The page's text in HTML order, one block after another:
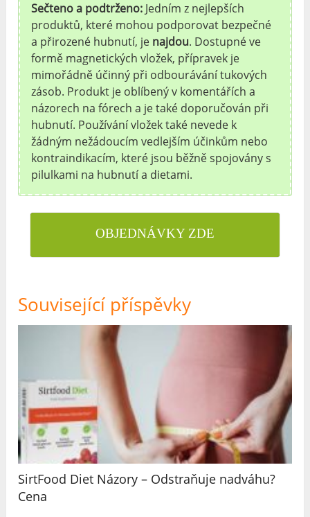
Sečteno a podtrženo: Jedním z nejlepších
produktů, které mohou podporovat bezpečné
a přirozené hubnutí, je najdou. Dostupné ve
formě magnetických vložek, přípravek je
mimořádně účinný při odbourávání tukových
zásob. Produkt je oblíbený v komentářích a
názorech na fórech a je také doporučován při
hubnutí. Používání vložek také nevede k
žádným nežádoucím vedlejším účinkům nebo
kontraindikacím, které jsou běžně spojovány s
pilulkami na hubnutí a dietami.
OBJEDNÁVKY ZDE
Související příspěvky
SirtFood Diet Názory – Odstraňuje nadváhu?
Cena